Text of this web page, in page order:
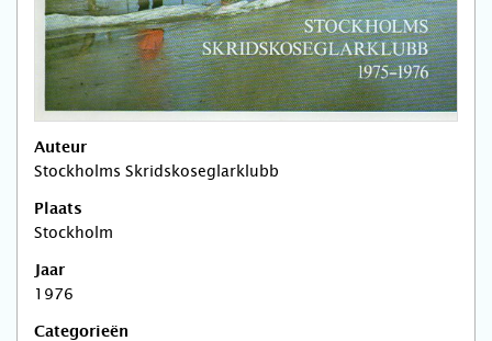
Auteur
Stockholms Skridskoseglarklubb
Plaats
Stockholm
Jaar
1976
Categorieën